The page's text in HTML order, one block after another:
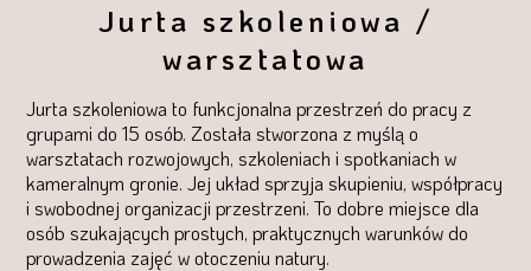
Jurta szkoleniowa /
warsztatowa
Jurta szkoleniowa to funkcjonalna przestrzeń do pracy z
grupami do 15 osób. Została stworzona z myślą o
warsztatach rozwojowych, szkoleniach i spotkaniach w
kameralnym gronie. Jej układ sprzyja skupieniu, współpracy
i swobodnej organizacji przestrzeni. To dobre miejsce dla
osób szukających prostych, praktycznych warunków do
prowadzenia zajęć w otoczeniu natury.